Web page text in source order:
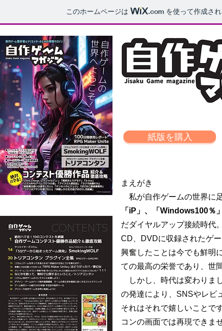
このホームページは .com を使って作成さ
紙版を購入
まえがき
私が自作ゲームの世界に
「iP」、「Windows100％
だダイヤルアップ接続時代
CD、DVDに収録されたゲ
興奮したことは今でも鮮明
ての最高の栄誉であり、
しかし、時代は変わりま
の発達により、SNSやレビ
それはそれで嬉しいことで
コンの画面では再現できま